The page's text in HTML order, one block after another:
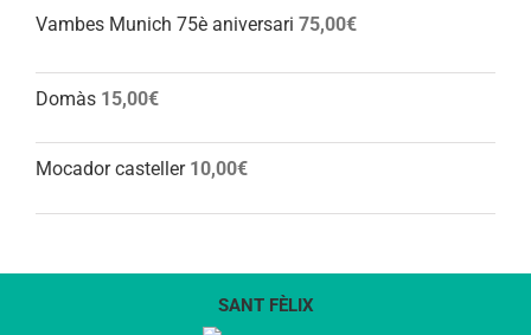
Vambes Munich 75è aniversari 75,00€
Domàs 15,00€
Mocador casteller 10,00€
SANT FÈLIX